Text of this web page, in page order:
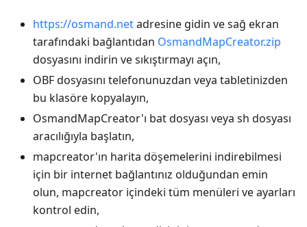
https://osmand.netadresine gidin ve sağ ekran
tarafındaki bağlantıdan OsmandMapCreator.zip
dosyasını indirin ve sıkıştırmayı açın,
OBF dosyasını telefonunuzdan veya tabletinizden
bu klasöre kopyalayın,
OsmandMapCreator'ı bat dosyası veya sh dosyası
aracılığıyla başlatın,
mapcreator'ın harita döşemelerini indirebilmesi
için bir internet bağlantınız olduğundan emin
olun, mapcreator içindeki tüm menüleri ve ayarları
kontrol edin,